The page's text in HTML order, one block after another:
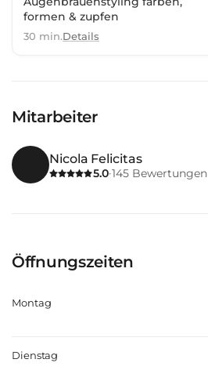
formen & zupfen
30 min.Details
Mitarbeiter
Nicola Felicitas
5.0·145 Bewertungen
Öffnungszeiten
Montag
Dienstag